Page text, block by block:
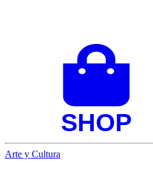
Arte y Cultura